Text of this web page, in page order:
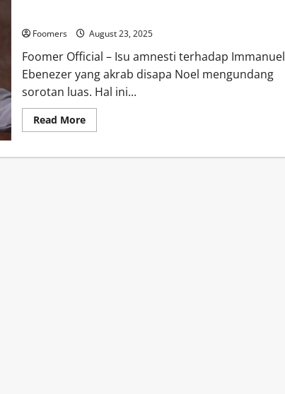
Foomers August 23, 2025
Foomer Official – Isu amnesti terhadap Immanuel
Ebenezer yang akrab disapa Noel mengundang
sorotan luas. Hal ini...
Read MoreRead
more
Tak